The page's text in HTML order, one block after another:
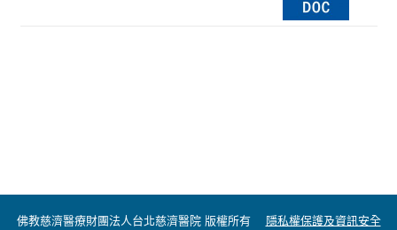
佛教慈濟醫療財團法人台北慈濟醫院 版權所有 隱私權保護及資訊安全